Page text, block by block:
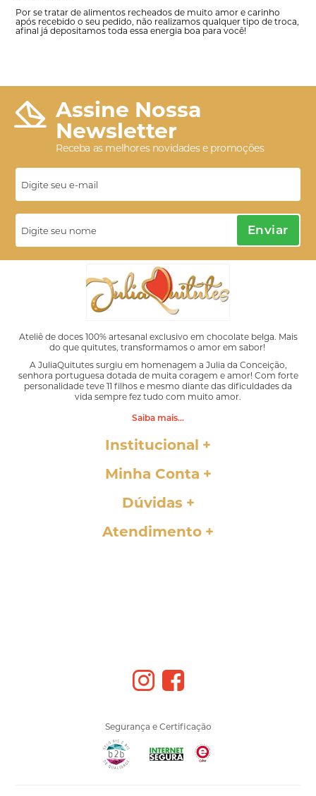
Por se tratar de alimentos recheados de muito amor e carinho
após recebido o seu pedido, não realizamos qualquer tipo de troca,
afinal já depositamos toda essa energia boa para você!
Assine Nossa
Newsletter
Receba as melhores novidades e promoções
Enviar
Ateliê de doces 100% artesanal exclusivo em chocolate belga. Mais
do que quitutes, transformamos o amor em sabor!
A JuliaQuitutes surgiu em homenagem a Julia da Conceição,
senhora portuguesa dotada de muita coragem e amor! Com forte
personalidade teve 11 filhos e mesmo diante das dificuldades da
vida sempre fez tudo com muito amor.
Saiba mais...
Institucional
Minha Conta
Dúvidas
Atendimento
Segurança e Certificação